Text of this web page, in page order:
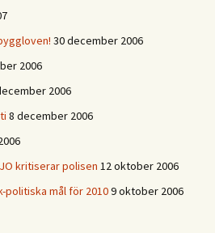
30 december 2006
2006
2006
8 december 2006
kritiserar polisen 12 oktober 2006
politiska mål för 20109 oktober 2006